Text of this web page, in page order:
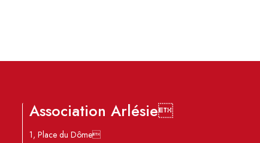
Association Arlésie
1, Place du Dôme